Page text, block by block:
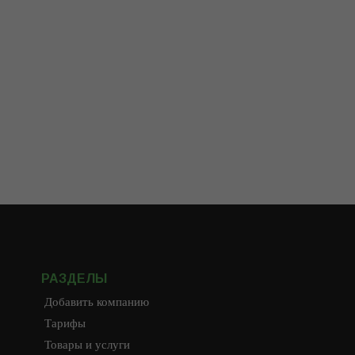
РАЗДЕЛЫ
Добавить компанию
Тарифы
Товары и услуги